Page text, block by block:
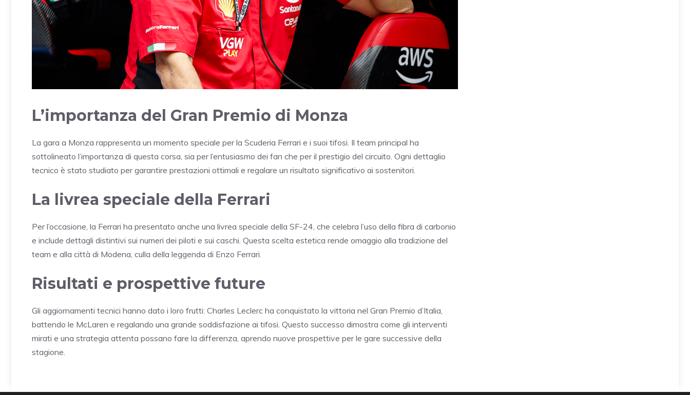
L’importanza del Gran Premio di Monza
La gara a Monza rappresenta un momento speciale per la Scuderia Ferrari e i suoi tifosi. Il team principal ha
sottolineato l’importanza di questa corsa, sia per l’entusiasmo dei fan che per il prestigio del circuito. Ogni dettaglio
tecnico è stato studiato per garantire prestazioni ottimali e regalare un risultato significativo ai sostenitori.
La livrea speciale della Ferrari
Per l’occasione, la Ferrari ha presentato anche una livrea speciale della SF-24, che celebra l’uso della fibra di carbonio
e include dettagli distintivi sui numeri dei piloti e sui caschi. Questa scelta estetica rende omaggio alla tradizione del
team e alla città di Modena, culla della leggenda di Enzo Ferrari.
Risultati e prospettive future
Gli aggiornamenti tecnici hanno dato i loro frutti: Charles Leclerc ha conquistato la vittoria nel Gran Premio d’Italia,
battendo le McLaren e regalando una grande soddisfazione ai tifosi. Questo successo dimostra come gli interventi
mirati e una strategia attenta possano fare la differenza, aprendo nuove prospettive per le gare successive della
stagione.